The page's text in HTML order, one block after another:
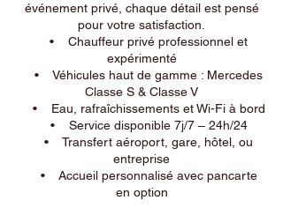
événement privé, chaque détail est pensé
pour votre satisfaction.
• Chauffeur privé professionnel et
expérimenté
• Véhicules haut de gamme : Mercedes
Classe S & Classe V
• Eau, rafraîchissements et Wi-Fi à bord
• Service disponible 7j/7 – 24h/24
• Transfert aéroport, gare, hôtel, ou
entreprise
• Accueil personnalisé avec pancarte
en option